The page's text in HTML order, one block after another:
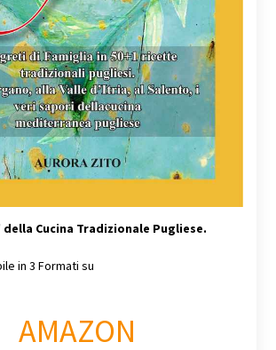
Cucina Tradizionale Pugliese.
in 3 Formati su
AMAZON